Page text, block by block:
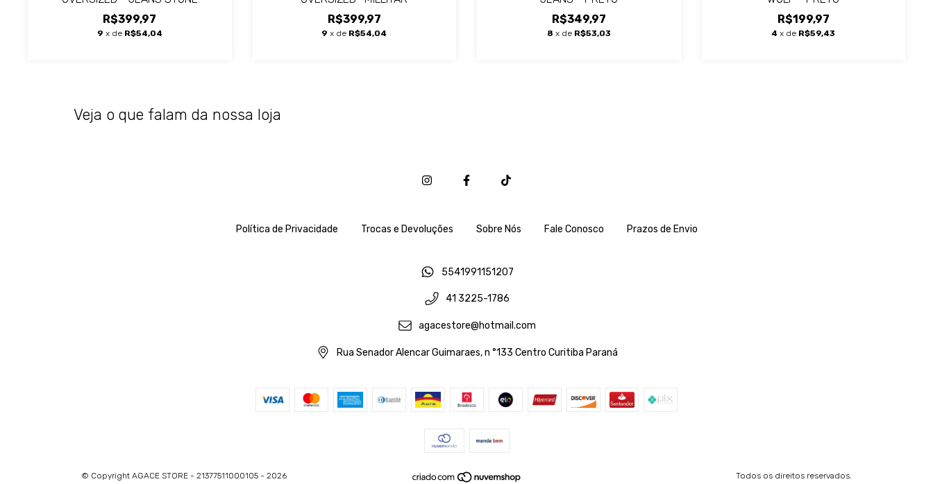
R$399,97
9 x de R$54,04
R$399,97
9 x de R$54,04
R$349,97
8 x de R$53,03
R$199,97
4 x de R$59,43
Veja o que falam da nossa loja
Política de Privacidade Trocas e Devoluções Sobre Nós Fale Conosco Prazos de Envio
5541991151207
41 3225-1786
agacestore@hotmail.com
Rua Senador Alencar Guimaraes, n °133 Centro Curitiba Paraná
© Copyright AGACE STORE - 21377511000105 - 2026 Todos os direitos reservados.